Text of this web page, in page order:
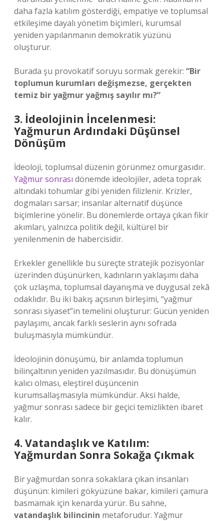
daha fazla katılım gösterdiği, empatiye ve toplumsal
etkileşime dayalı yönetim biçimleri, kurumsal
yeniden yapılanmanın demokratik yüzünü
oluşturur.
Burada şu provokatif soruyu sormak gerekir: “Bir
toplumun kurumları değişmezse, gerçekten
temiz bir yağmur yağmış sayılır mı?”
3. İdeolojinin İncelenmesi:
Yağmurun Ardındaki Düşünsel
Dönüşüm
İdeoloji, toplumsal düzenin görünmez omurgasıdır.
Yağmur sonrası dönemde ideolojiler, adeta toprak
altındaki tohumlar gibi yeniden filizlenir. Krizler,
dogmaları sarsar; insanlar alternatif düşünce
biçimlerine yönelir. Bu dönemlerde ortaya çıkan fikir
akımları, yalnızca politik değil, kültürel bir
yenilenmenin de habercisidir.
Erkekler genellikle bu süreçte stratejik pozisyonlar
üzerinden düşünürken, kadınların yaklaşımı daha
çok uzlaşma, toplumsal dayanışma ve duygusal zekâ
odaklıdır. Bu iki bakış açısının birleşimi, “yağmur
sonrası siyaset”in temelini oluşturur: Gücün yeniden
paylaşımı, ancak farklı seslerin aynı sofrada
buluşmasıyla mümkündür.
İdeolojinin dönüşümü, bir anlamda toplumun
bilinçaltının yeniden yazılmasıdır. Bu dönüşümün
kalıcı olması, eleştirel düşüncenin
kurumsallaşmasıyla mümkündür. Aksi halde,
yağmur sonrası sadece bir geçici temizlikten ibaret
kalır.
4. Vatandaşlık ve Katılım:
Yağmurdan Sonra Sokağa Çıkmak
Bir yağmurdan sonra sokaklara çıkan insanları
düşünün: kimileri gökyüzüne bakar, kimileri çamura
basmamak için kenarda yürür. Bu sahne,
vatandaşlık bilincinin metaforudur. Yağmur